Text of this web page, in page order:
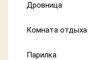
Дровница
Комната отдыха
Парилка